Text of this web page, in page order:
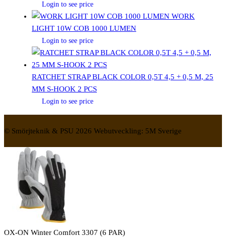
Login to see price
WORK
LIGHT 10W COB 1000 LUMEN
Login to see price
RATCHET STRAP BLACK COLOR 0,5T 4,5 + 0,5 M, 25
MM S-HOOK 2 PCS
Login to see price
© Smörjteknik & PSU 2026 Webutveckling: 5M Sverige
OX-ON Winter Comfort 3307 (6 PAR)